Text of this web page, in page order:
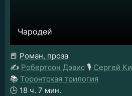
Чародей
📕 Роман, проза
✍️ Робертсон Дэвис 🎙️ Сергей
📚 Торонтская трилогия
🕒 18 ч. 7 мин.